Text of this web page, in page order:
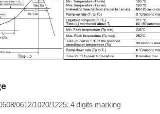
0612/1020/1225: 4 digits marking